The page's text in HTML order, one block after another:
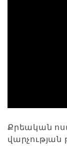
Քրեական